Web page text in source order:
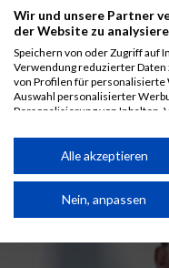
Silvester
Wir und unsere Partner
der Website zu
Speichern von oder Zugriff auf
Verwendung reduzierter
von Profilen für personalisierte
Auswahl personalisierter
Personalisierung von Inhalten.
Performance von Inhalten.
Kombinationen von Daten aus
von Inhalten.
Daten können außerhalb der
Website/App.
Alle akzeptieren
Nein, anpassen